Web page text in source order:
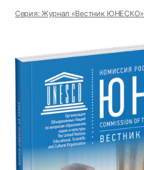
Серия: Журнал «Вестник ЮНЕСКО»